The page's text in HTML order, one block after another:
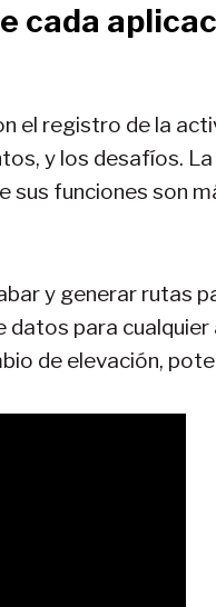
cada
el registro de la
y los desafíos.
sus funciones son
y generar rutas
datos para
de elevación,